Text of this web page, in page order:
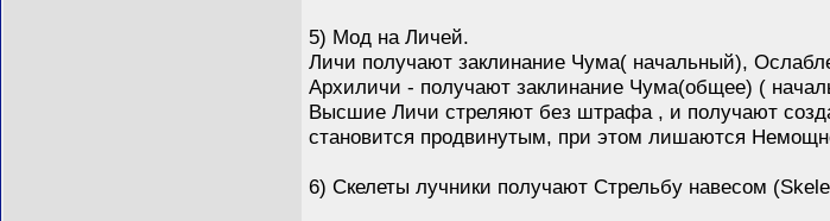
5) Мод на Личей.
Личи получают заклинание Чума( начальный),
Архиличи - получают заклинание Чума(общее) (
Высшие Личи стреляют без штрафа , и получают
становится продвинутым, при этом лишаются
6) Скелеты лучники получают Стрельбу навесом